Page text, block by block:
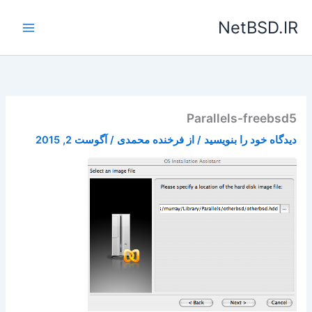
NetBSD.IR
Parallels-freebsd5
دیدگاه‌ خود را بنویسید / از فرخنده محمدی/ آگوست 2, 2015